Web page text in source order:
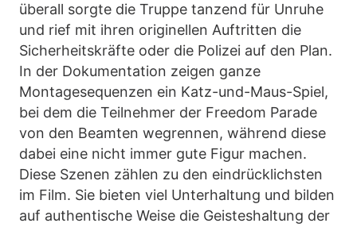
überall sorgte die Truppe tanzend für Unruhe
und rief mit ihren originellen Auftritten die
Sicherheitskräfte oder die Polizei auf den Plan.
In der Dokumentation zeigen ganze
Montagesequenzen ein Katz-und-Maus-Spiel,
bei dem die Teilnehmer der Freedom Parade
von den Beamten wegrennen, während diese
dabei eine nicht immer gute Figur machen.
Diese Szenen zählen zu den eindrücklichsten
im Film. Sie bieten viel Unterhaltung und bilden
auf authentische Weise die Geisteshaltung der